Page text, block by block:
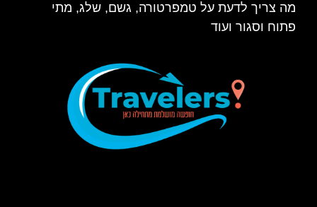
מה צריך לדעת על טמפרטורה, גשם, שלג, מתי
פתוח וסגור ועוד